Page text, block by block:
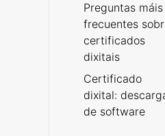
Preguntas máis
frecuentes
certificados
dixitais
Certificado
dixital:
de software